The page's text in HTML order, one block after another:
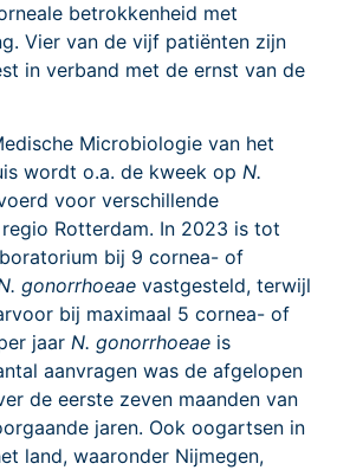
betrokkenheid met
Vier van de vijf patiënten zijn
in verband met de ernst van de
Microbiologie van het
wordt o.a. de kweek op N.
voor verschillende
Rotterdam. In 2023 is tot
bij 9 cornea- of
gonorrhoeae vastgesteld, terwijl
bij maximaal 5 cornea- of
jaar N. gonorrhoeae is
aanvragen was de afgelopen
de eerste zeven maanden van
jaren. Ook oogartsen in
land, waaronder Nijmegen,